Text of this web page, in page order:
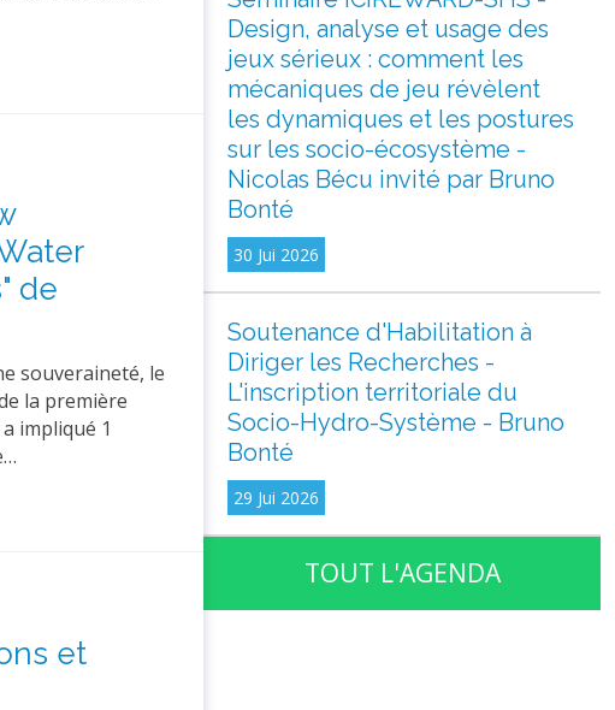
de
souveraineté, le
la première
impliqué 1
et
Design, analyse et usage des
jeux sérieux : comment les
mécaniques de jeu révèlent
les dynamiques et les postures
sur les socio-écosystème -
Nicolas Bécu invité par Bruno
Bonté
30 Jui 2026
Soutenance d'Habilitation à
Diriger les Recherches -
L'inscription territoriale du
Socio-Hydro-Système - Bruno
Bonté
29 Jui 2026
TOUT L'AGENDA